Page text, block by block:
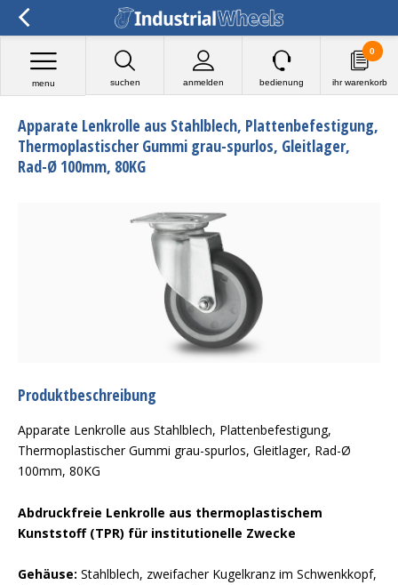
suchen anmelden
menu bedienung ihr warenkorb
0
Apparate Lenkrolle aus Stahlblech, Plattenbefestigung,
Thermoplastischer Gummi grau-spurlos, Gleitlager,
Rad-Ø 100mm, 80KG
Produktbeschreibung
Apparate Lenkrolle aus Stahlblech, Plattenbefestigung,
Thermoplastischer Gummi grau-spurlos, Gleitlager, Rad-Ø
100mm, 80KG
Abdruckfreie Lenkrolle aus thermoplastischem
Kunststoff (TPR) für institutionelle Zwecke
Gehäuse: Stahlblech, zweifacher Kugelkranz im Schwenkkopf,